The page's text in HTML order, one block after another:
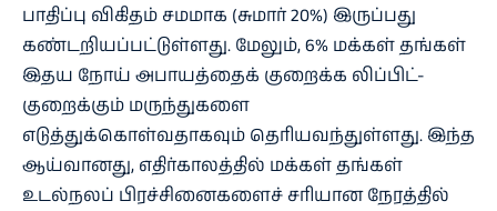
பாதிப்பு விகிதம் சமமாக (சுமார் 20%) இருப்பது
கண்டறியப்பட்டுள்ளது. மேலும், 6% மக்கள் தங்கள்
இதய நோய் அபாயத்தைக் குறைக்க லிப்பிட்-
குறைக்கும் மருந்துகளை
எடுத்துக்கொள்வதாகவும் தெரியவந்துள்ளது. இந்த
ஆய்வானது, எதிர்காலத்தில் மக்கள் தங்கள்
உடல்நலப் பிரச்சினைகளைச் சரியான நேரத்தில்